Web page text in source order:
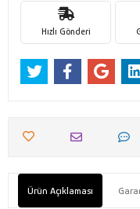
Hızlı Gönderi
Ürün Açıklaması